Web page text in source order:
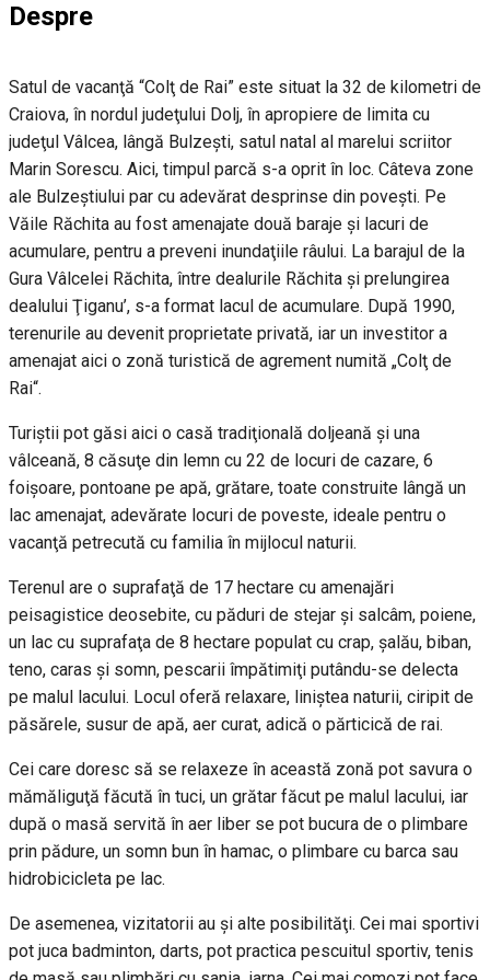
Despre
Satul de vacanţă “Colţ de Rai” este situat la 32 de kilometri de
Craiova, în nordul judeţului Dolj, în apropiere de limita cu
judeţul Vâlcea, lângă Bulzeşti, satul natal al marelui scriitor
Marin Sorescu. Aici, timpul parcă s-a oprit în loc. Câteva zone
ale Bulzeştiului par cu adevărat desprinse din poveşti. Pe
Văile Răchita au fost amenajate două baraje şi lacuri de
acumulare, pentru a preveni inundaţiile râului. La barajul de la
Gura Vâlcelei Răchita, între dealurile Răchita şi prelungirea
dealului Ţiganu’, s-a format lacul de acumulare. După 1990,
terenurile au devenit proprietate privată, iar un investitor a
amenajat aici o zonă turistică de agrement numită „Colţ de
Rai“.
Turiştii pot găsi aici o casă tradiţională doljeană şi una
vâlceană, 8 căsuţe din lemn cu 22 de locuri de cazare, 6
foişoare, pontoane pe apă, grătare, toate construite lângă un
lac amenajat, adevărate locuri de poveste, ideale pentru o
vacanţă petrecută cu familia în mijlocul naturii.
Terenul are o suprafaţă de 17 hectare cu amenajări
peisagistice deosebite, cu păduri de stejar şi salcâm, poiene,
un lac cu suprafaţa de 8 hectare populat cu crap, şalău, biban,
teno, caras şi somn, pescarii împătimiţi putându-se delecta
pe malul lacului. Locul oferă relaxare, liniştea naturii, ciripit de
păsărele, susur de apă, aer curat, adică o părticică de rai.
Cei care doresc să se relaxeze în această zonă pot savura o
mămăliguţă făcută în tuci, un grătar făcut pe malul lacului, iar
după o masă servită în aer liber se pot bucura de o plimbare
prin pădure, un somn bun în hamac, o plimbare cu barca sau
hidrobicicleta pe lac.
De asemenea, vizitatorii au şi alte posibilităţi. Cei mai sportivi
pot juca badminton, darts, pot practica pescuitul sportiv, tenis